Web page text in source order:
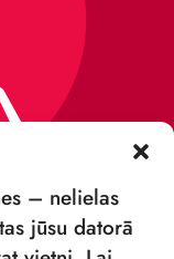
– nelielas
jūsu datorā